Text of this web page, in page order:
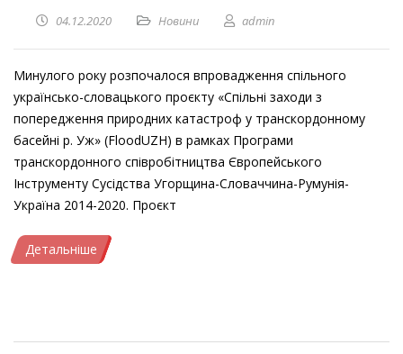
04.12.2020 Новини admin
Минулого року розпочалося впровадження спільного
українсько-словацького проєкту «Спільні заходи з
попередження природних катастроф у транскордонному
басейні р. Уж» (FloodUZH) в рамках Програми
транскордонного співробітництва Європейського
Інструменту Сусідства Угорщина-Словаччина-Румунія-
Україна 2014-2020. Проєкт
Детальніше